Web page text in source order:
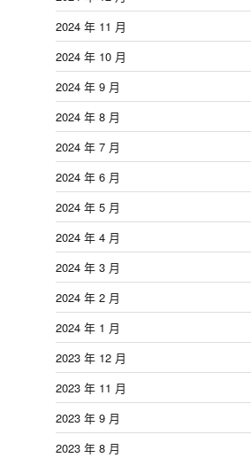
2024 年 11 月
2024 年 10 月
2024 年 9 月
2024 年 8 月
2024 年 7 月
2024 年 6 月
2024 年 5 月
2024 年 4 月
2024 年 3 月
2024 年 2 月
2024 年 1 月
2023 年 12 月
2023 年 11 月
2023 年 9 月
2023 年 8 月